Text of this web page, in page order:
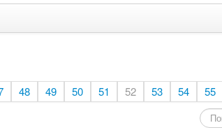
48 49 50 51 52 53 54 55